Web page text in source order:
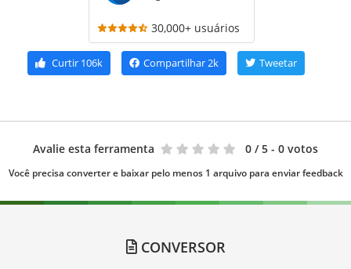
30,000+ usuários
Curtir 106k Compartilhar2k Tweetar
Avalie esta ferramenta 0 / 5 - 0 votos
Você precisa converter e baixar pelo menos 1 arquivo para enviar feedback
CONVERSOR